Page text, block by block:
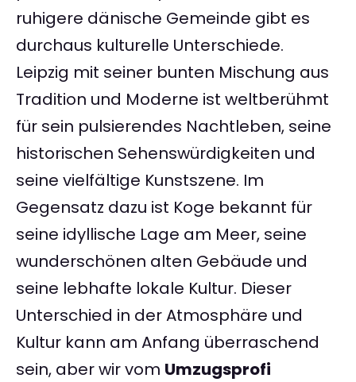
ruhigere dänische Gemeinde gibt es
durchaus kulturelle Unterschiede.
Leipzig mit seiner bunten Mischung aus
Tradition und Moderne ist weltberühmt
für sein pulsierendes Nachtleben, seine
historischen Sehenswürdigkeiten und
seine vielfältige Kunstszene. Im
Gegensatz dazu ist Koge bekannt für
seine idyllische Lage am Meer, seine
wunderschönen alten Gebäude und
seine lebhafte lokale Kultur. Dieser
Unterschied in der Atmosphäre und
Kultur kann am Anfang überraschend
sein, aber wir vom Umzugsprofi